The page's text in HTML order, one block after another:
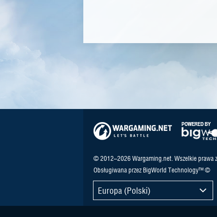
© 2012–2026 Wargaming.net. Wszelkie prawa
Obsługiwana przez BigWorld Technology™ ©
Europa (Polski)